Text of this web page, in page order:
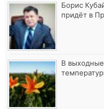
Борис
придёт в
В